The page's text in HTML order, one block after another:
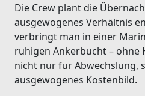
Die Crew plant die
ausgewogenes Verhältnis
verbringt man in einer
ruhigen Ankerbucht – ohne
nicht nur für Abwechslung,
ausgewogenes Kostenbild.